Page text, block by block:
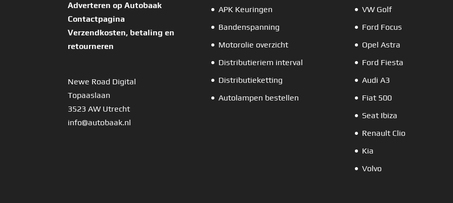
Adverteren op Autobaak
Contactpagina
Verzendkosten, betaling en
retourneren
Newe Road Digital
Topaaslaan
3523 AW Utrecht
info@autobaak.nl
APK Keuringen
Bandenspanning
Motorolie overzicht
Distributieriem interval
Distributieketting
Autolampen bestellen
VW Golf
Ford Focus
Opel Astra
Ford Fiesta
Audi A3
Fiat 500
Seat Ibiza
Renault Clio
Kia
Volvo